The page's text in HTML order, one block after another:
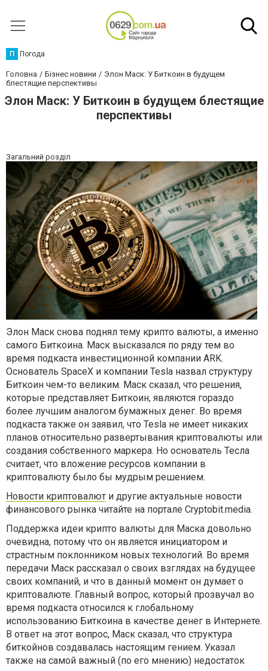
П Погода
Головна Бізнес новини
Элон Маск: У Биткоин в будущем
блестящие перспективы
Элон Маск: У Биткоин в будущем блестящие
перспективы
Загальний розділ
Элон Маск снова поднял тему крипто валюты, а именно
самого Биткоина. Маск высказался по ряду тем во
время подкаста инвестиционной компании ARK.
Основатель SpaceX и компании Tesla назвал структуру
Биткоин чем-то великим. Маск сказал, что решения,
которые представляет Биткоин, являются гораздо
более лучшим аналогом бумажных денег. Во время
подкаста также он заявил, что Tesla не имеет никаких
планов относительно развертывания криптовалюты или
создания собственного маркера. Но основатель Тесла
считает, что вложение ресурсов компании в
криптовалюту было бы мудрым решением.
Новости криптовалют и другие актуальные новости
финансового рынка читайте на портале Cryptobit.media.
Поддержка идеи крипто валюты для Маска довольно
очевидна, потому что он является инициатором и
страстным поклонником новых технологий. Во время
передачи Маск рассказал о своих взглядах на будущее
своих компаний, и что в данный момент он думает о
криптовалюте. Главный вопрос, который прозвучал во
время подкаста относился к глобальному
использованию Биткоина в качестве денег в Интернете.
В ответ на этот вопрос, Маск сказал, что структура
биткойнов создавалась настоящим гением. Указал
также на самой важный (по его мнению) недостаток